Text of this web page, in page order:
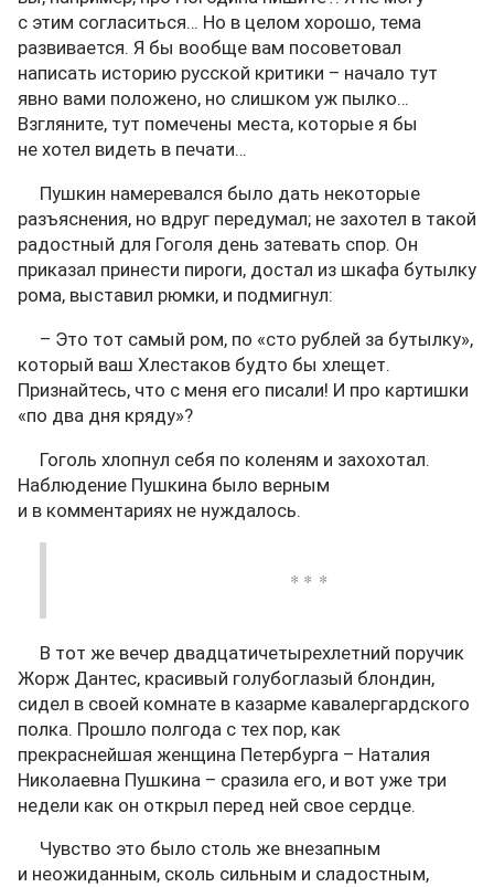
с этим согласиться… Но в целом хорошо, тема
развивается. Я бы вообще вам посоветовал
написать историю русской критики – начало тут
явно вами положено, но слишком уж пылко…
Взгляните, тут помечены места, которые я бы
не хотел видеть в печати…
Пушкин намеревался было дать некоторые
разъяснения, но вдруг передумал; не захотел в такой
радостный для Гоголя день затевать спор. Он
приказал принести пироги, достал из шкафа бутылку
рома, выставил рюмки, и подмигнул:
– Это тот самый ром, по «сто рублей за бутылку»,
который ваш Хлестаков будто бы хлещет.
Признайтесь, что с меня его писали! И про картишки
«по два дня кряду»?
Гоголь хлопнул себя по коленям и захохотал.
Наблюдение Пушкина было верным
и в комментариях не нуждалось.
* * *
В тот же вечер двадцатичетырехлетний поручик
Жорж Дантес, красивый голубоглазый блондин,
сидел в своей комнате в казарме кавалергардского
полка. Прошло полгода с тех пор, как
прекраснейшая женщина Петербурга – Наталия
Николаевна Пушкина – сразила его, и вот уже три
недели как он открыл перед ней свое сердце.
Чувство это было столь же внезапным
и неожиданным, сколь сильным и сладостным,